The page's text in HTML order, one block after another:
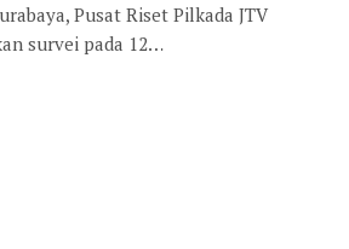
Pusat Riset Pilkada JTV
survei pada 12…